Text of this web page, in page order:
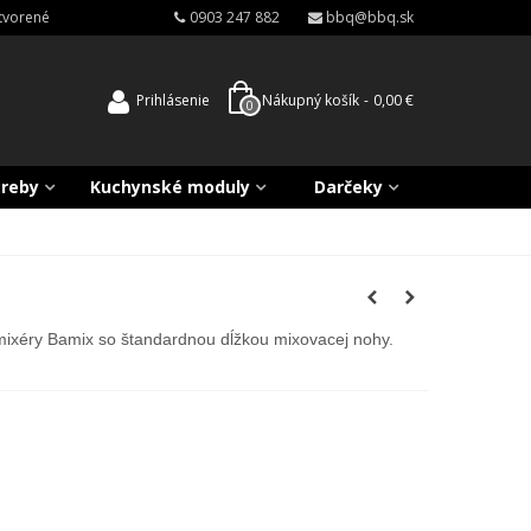
0903 247 882 bbq@bbq.sk
Prihlásenie 0 Nákupný košík - 0,00 €
Kuchynské moduly Darčeky
Bamix so štandardnou dĺžkou mixovacej nohy.